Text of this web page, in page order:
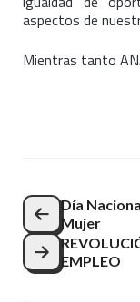
aspectos de
Mientras tanto
de
entradas
Día
Mujer
EMPLEO